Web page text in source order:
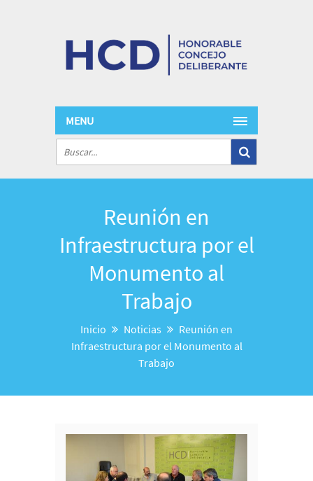
MENU
Reunión en
Infraestructura por el
Monumento al
Trabajo
Inicio Noticias
Reunión en
Infraestructura por el Monumento al
Trabajo